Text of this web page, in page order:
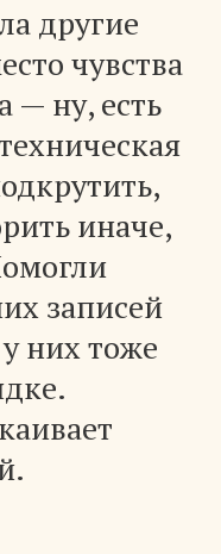
другие
чувства
— ну, есть
иначе,
записей
них тоже